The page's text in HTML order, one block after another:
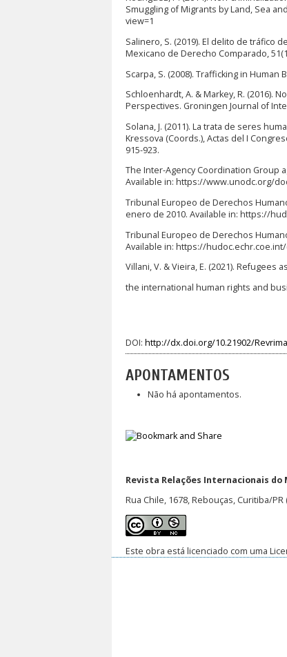
Smuggling of Migrants by Land, Sea
view=1
Salinero, S. (2019). El delito de tráfico
Mexicano de Derecho Comparado,
Scarpa, S. (2008). Trafficking in
Schloenhardt, A. & Markey, R. (2016).
Perspectives. Groningen Journal of
Solana, J. (2011). La trata de seres
Kressova (Coords.), Actas del I
915-923.
The Inter-Agency Coordination Group
Available in: https://www.unodc.org/
Tribunal Europeo de Derechos
enero de 2010. Available in: https://
Tribunal Europeo de Derechos
Available in: https://
Villani, V. & Vieira, E. (2021).
the international human rights and
DOI: http://dx.doi.org/10.21902/
APONTAMENTOS
Não há apontamentos.
Revista Relações Internacionais do
Rua Chile, 1678, Rebouças, Curitiba/PR
Este obra está licenciado com uma